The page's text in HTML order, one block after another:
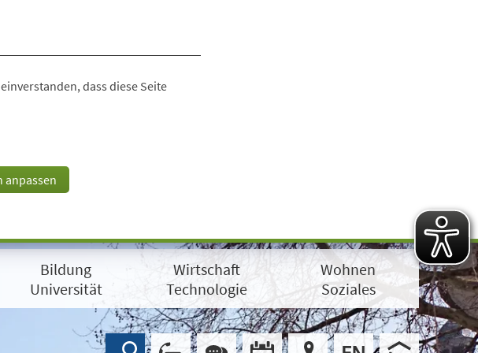
dass diese Seite
anpassen
Bildung
Universität
Wirtschaft
Technologie
Wohnen
Soziales